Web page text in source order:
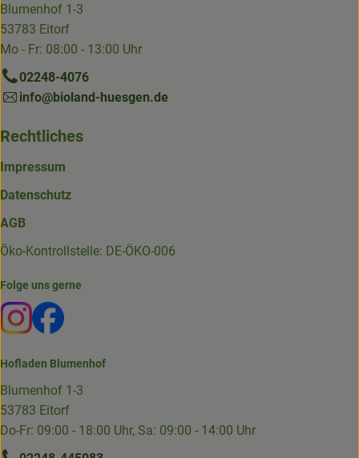
Blumenhof 1-3
53783 Eitorf
Mo - Fr: 08:00 - 13:00 Uhr
02248-4076
info@bioland-huesgen.de
Rechtliches
Impressum
Datenschutz
AGB
Öko-Kontrollstelle: DE-ÖKO-006
Folge uns gerne
Externer Link zu https://www.instagram.com/die.hofkiste/
Externer Link zu https://www.facebook.com/p/Die-
Hofladen Blumenhof
Blumenhof 1-3
53783 Eitorf
Do-Fr: 09:00 - 18:00 Uhr, Sa: 09:00 - 14:00 Uhr